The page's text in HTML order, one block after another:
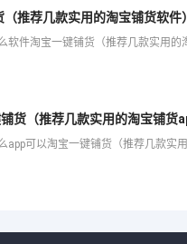
推荐几款实用的淘宝铺货软
货（推荐几款实用的淘宝铺货